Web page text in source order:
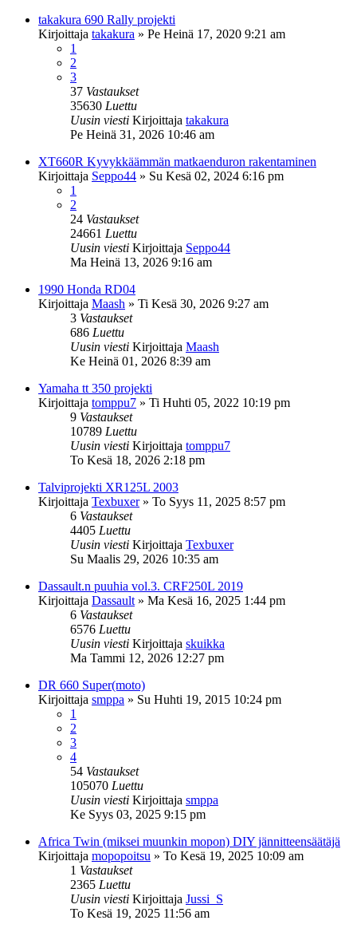
takakura 690 Rally projekti
Kirjoittaja takakura » Pe Heinä 17, 2020 9:21 am
1
2
3
37 Vastaukset
35630 Luettu
Uusin viesti Kirjoittaja takakura
Pe Heinä 31, 2026 10:46 am
XT660R Kyvykkäämmän matkaenduron rakentaminen
Kirjoittaja Seppo44 » Su Kesä 02, 2024 6:16 pm
1
2
24 Vastaukset
24661 Luettu
Uusin viesti Kirjoittaja Seppo44
Ma Heinä 13, 2026 9:16 am
1990 Honda RD04
Kirjoittaja Maash » Ti Kesä 30, 2026 9:27 am
3 Vastaukset
686 Luettu
Uusin viesti Kirjoittaja Maash
Ke Heinä 01, 2026 8:39 am
Yamaha tt 350 projekti
Kirjoittaja tomppu7 » Ti Huhti 05, 2022 10:19 pm
9 Vastaukset
10789 Luettu
Uusin viesti Kirjoittaja tomppu7
To Kesä 18, 2026 2:18 pm
Talviprojekti XR125L 2003
Kirjoittaja Texbuxer» To Syys 11, 2025 8:57 pm
6 Vastaukset
4405 Luettu
Uusin viesti Kirjoittaja Texbuxer
Su Maalis 29, 2026 10:35 am
Dassault.n puuhia vol.3. CRF250L 2019
Kirjoittaja Dassault » Ma Kesä 16, 2025 1:44 pm
6 Vastaukset
6576 Luettu
Uusin viesti Kirjoittaja skuikka
Ma Tammi 12, 2026 12:27 pm
DR 660 Super(moto)
Kirjoittaja smppa » Su Huhti 19, 2015 10:24 pm
1
2
3
4
54 Vastaukset
105070 Luettu
Uusin viesti Kirjoittaja smppa
Ke Syys 03, 2025 9:15 pm
Africa Twin (miksei muunkin mopon) DIY jännitteensäätäjä
Kirjoittaja mopopoitsu » To Kesä 19, 2025 10:09 am
1 Vastaukset
2365 Luettu
Uusin viesti Kirjoittaja Jussi_S
To Kesä 19, 2025 11:56 am